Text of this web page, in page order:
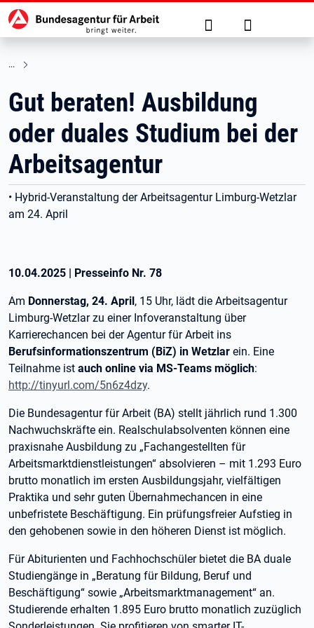
zu den Hauptinhalten springen
Hauptnavigation Suche Anmelden
Gut beraten! Ausbildung
oder duales Studium bei der
Arbeitsagentur
• Hybrid-Veranstaltung der Arbeitsagentur Limburg-Wetzlar
am 24. April
10.04.2025 | Presseinfo Nr. 78
Am Donnerstag, 24. April, 15 Uhr, lädt die Arbeitsagentur
Limburg-Wetzlar zu einer Infoveranstaltung über
Karrierechancen bei der Agentur für Arbeit ins
Berufsinformationszentrum (BiZ) in Wetzlar ein. Eine
Teilnahme ist auch online via MS-Teams möglich:
http://tinyurl.com/5n6z4dzy.
Die Bundesagentur für Arbeit (BA) stellt jährlich rund 1.300
Nachwuchskräfte ein. Realschulabsolventen können eine
praxisnahe Ausbildung zu „Fachangestellten für
Arbeitsmarktdienstleistungen“ absolvieren – mit 1.293 Euro
brutto monatlich im ersten Ausbildungsjahr, vielfältigen
Praktika und sehr guten Übernahmechancen in eine
unbefristete Beschäftigung. Ein prüfungsfreier Aufstieg in
den gehobenen sowie in den höheren Dienst ist möglich.
Für Abiturienten und Fachhochschüler bietet die BA duale
Studiengänge in „Beratung für Bildung, Beruf und
Beschäftigung“ sowie „Arbeitsmarktmanagement“ an.
Studierende erhalten 1.895 Euro brutto monatlich zuzüglich